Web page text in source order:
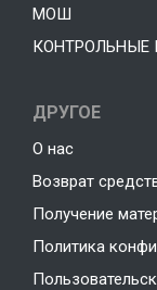
МОШ
КОНТРОЛЬНЫЕ
ДРУГОЕ
О нас
Возврат
Получение
Политика